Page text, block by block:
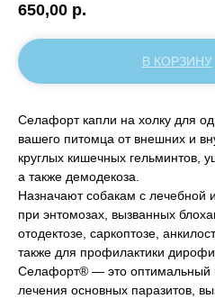
650,00 р.
В КОРЗИНУ
Селафорт капли на холку для
вашего питомца от внешних и
круглых кишечных гельминтов,
а также демодекоза.
Назначают собакам с лечебной
при энтомозах, вызванных
отодектозе, саркоптозе,
также для профилактики
Селафорт® — это оптимальный
лечения основных паразитов,